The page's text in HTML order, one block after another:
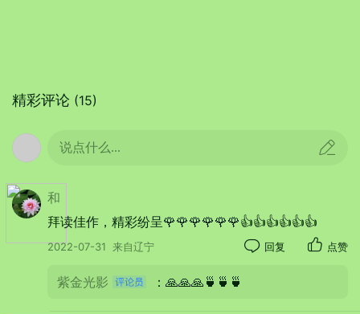
【七律——格高】次梦竹
待月荷塘斜照高，碧波蕩漾佐清槽。
骑鲸天稟从才格，把酒诗情问月刀。
怀抱消魂汉儒席，文章满眼楚人骚。
苦吟驴上多推敲，长竹得谁相称褒。
精彩评论 (15)
说点什么...
和
拜读佳作，精彩纷呈🌹🌹🌹🌹🌹🌹👍👍👍👍👍👍
2022-07-31 来自辽宁 回复 点赞
紫金光影 ：🙏🙏🙏🍵🍵🍵